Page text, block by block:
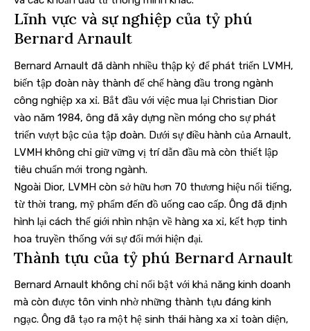
Lĩnh vực và sự nghiệp của tỷ phú
Bernard Arnault
Bernard Arnault đã dành nhiều thập kỷ để phát triển LVMH,
biến tập đoàn này thành đế chế hàng đầu trong ngành
công nghiệp xa xỉ. Bắt đầu với việc mua lại Christian Dior
vào năm 1984, ông đã xây dựng nền móng cho sự phát
triển vượt bậc của tập đoàn. Dưới sự điều hành của Arnault,
LVMH không chỉ giữ vững vị trí dẫn đầu mà còn thiết lập
tiêu chuẩn mới trong ngành.
Ngoài Dior, LVMH còn sở hữu hơn 70 thương hiệu nổi tiếng,
từ thời trang, mỹ phẩm đến đồ uống cao cấp. Ông đã định
hình lại cách thế giới nhìn nhận về hàng xa xỉ, kết hợp tinh
hoa truyền thống với sự đổi mới hiện đại.
Thành tựu của tỷ phú Bernard Arnault
Bernard Arnault không chỉ nổi bật với khả năng kinh doanh
mà còn được tôn vinh nhờ những thành tựu đáng kinh
ngạc. Ông đã tạo ra một hệ sinh thái hàng xa xỉ toàn diện,